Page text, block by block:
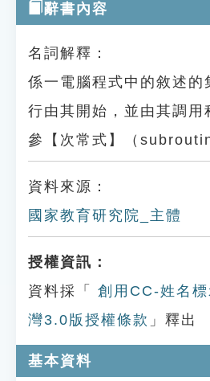
辭書內容
名詞解釋：
係一電腦程式中的敘述的
行由其開始，並由其調用
參【次常式】（
資料來源：
國家教育研究院_主體
授權資訊：
資料採「
創用CC-姓名
灣3.0版授權條款 」釋出
基本資料